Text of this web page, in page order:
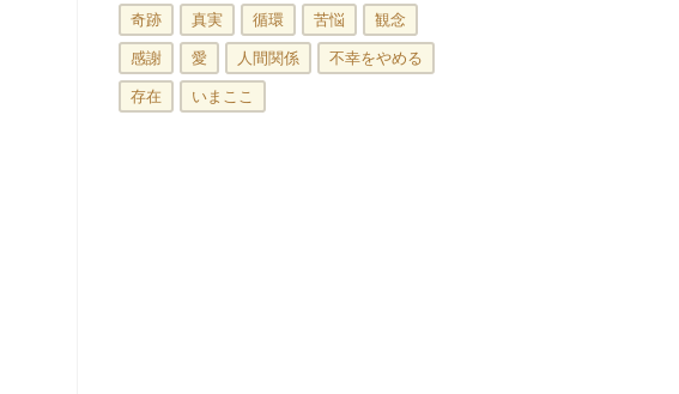
奇跡
真実 循環 苦悩
観念
感謝
愛 人間関係
不幸をやめる
存在
いまここ